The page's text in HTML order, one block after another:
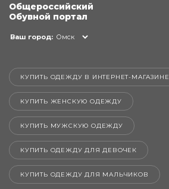
Общероссийский
Обувной портал
Ваш город: Омск
КУПИТЬ ОДЕЖДУ В ИНТЕРНЕТ-МАГАЗИНЕ
КУПИТЬ ЖЕНСКУЮ ОДЕЖДУ
КУПИТЬ МУЖСКУЮ ОДЕЖДУ
КУПИТЬ ОДЕЖДУ ДЛЯ ДЕВОЧЕК
КУПИТЬ ОДЕЖДУ ДЛЯ МАЛЬЧИКОВ